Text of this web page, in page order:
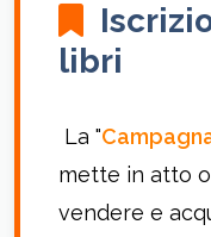
libri
La "
mette in atto
vendere e